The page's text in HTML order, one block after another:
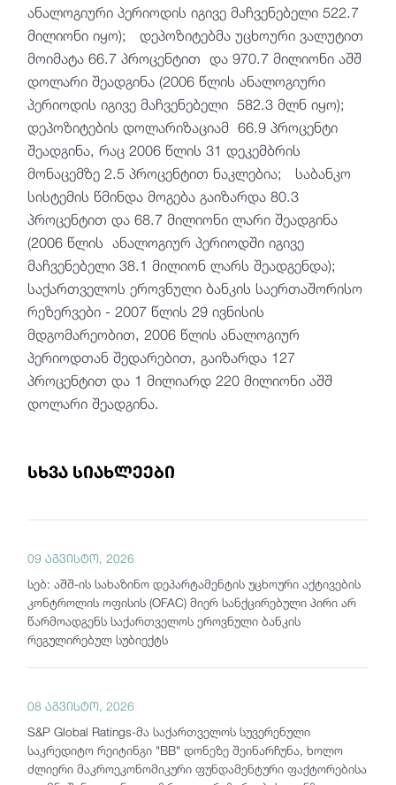
ანალოგიური პერიოდის იგივე მაჩვენებელი 522.7
მილიონი იყო); დეპოზიტებმა უცხოური ვალუტით
მოიმატა 66.7 პროცენტით და 970.7 მილიონი აშშ
დოლარი შეადგინა (2006 წლის ანალოგიური
პერიოდის იგივე მაჩვენებელი 582.3 მლნ იყო);
დეპოზიტების დოლარიზაციამ 66.9 პროცენტი
შეადგინა, რაც 2006 წლის 31 დეკემბრის
მონაცემზე 2.5 პროცენტით ნაკლებია; საბანკო
სისტემის წმინდა მოგება გაიზარდა 80.3
პროცენტით და 68.7 მილიონი ლარი შეადგინა
(2006 წლის ანალოგიურ პერიოდში იგივე
მაჩვენებელი 38.1 მილიონ ლარს შეადგენდა);
საქართველოს ეროვნული ბანკის საერთაშორისო
რეზერვები - 2007 წლის 29 ივნისის
მდგომარეობით, 2006 წლის ანალოგიურ
პერიოდთან შედარებით, გაიზარდა 127
პროცენტით და 1 მილიარდ 220 მილიონი აშშ
დოლარი შეადგინა.
სხვა სიახლეები
09 აგვისტო, 2026
სებ: აშშ-ის სახაზინო დეპარტამენტის უცხოური აქტივების
კონტროლის ოფისის (OFAC) მიერ სანქცირებული პირი არ
წარმოადგენს საქართველოს ეროვნული ბანკის
რეგულირებულ სუბიექტს
08 აგვისტო, 2026
S&P Global Ratings-მა საქართველოს სუვერენული
საკრედიტო რეიტინგი "BB" დონეზე შეინარჩუნა, ხოლო
ძლიერი მაკროეკონომიკური ფუნდამენტური ფაქტორებისა